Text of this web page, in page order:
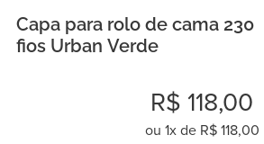
Capa para rolo de cama 230
fios Urban Verde
R$ 118,00
ou 1x de R$ 118,00
5º
chinelo
6º
difusor